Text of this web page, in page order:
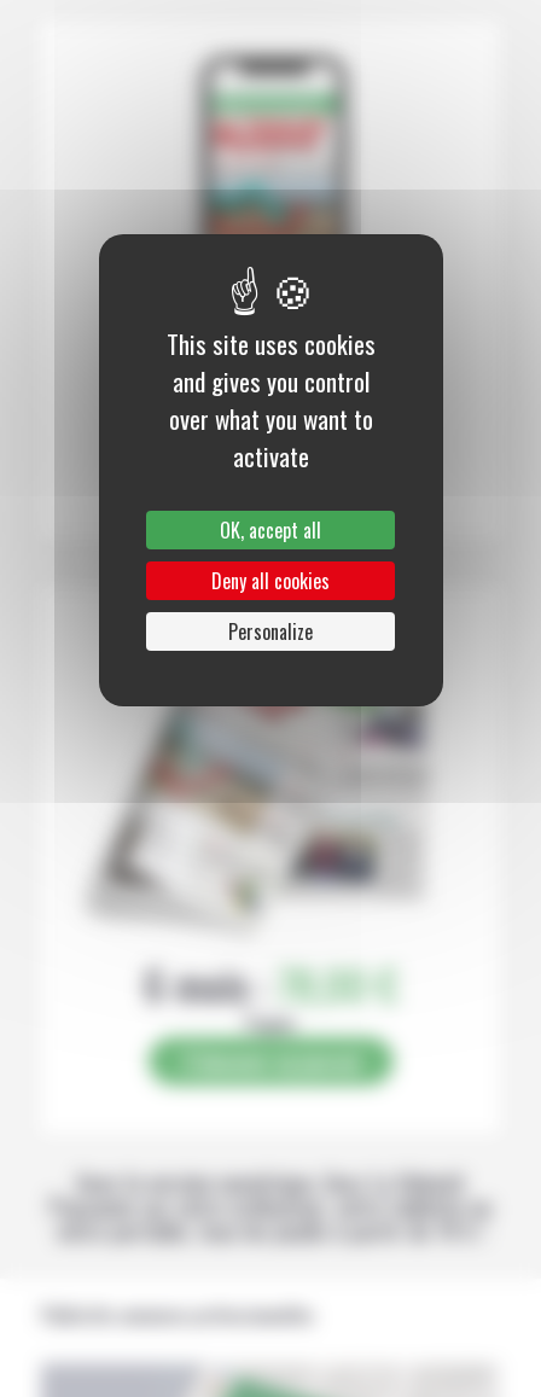
12 mois :99,00 €
Numérique
S’abonner au journal
6 mois : 78,00 €
Papier
Avec la version numérique, lisez La Volonté
Paysanne sur votre ordinateur, votre tablette ou
This site uses cookies
and gives you control
over what you want to
activate
OK, accept all
Deny all cookies
Personalize